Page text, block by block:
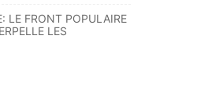
LE FRONT POPULAIRE
LES